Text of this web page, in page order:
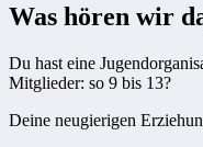
Was hören wir
Du hast eine
Mitglieder: so 9 bis 13?
Deine neugierigen